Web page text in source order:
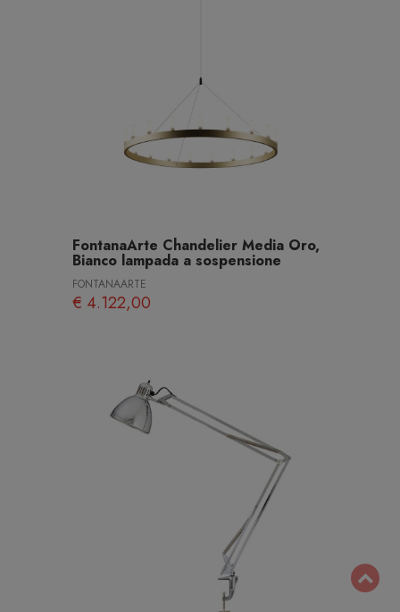
FontanaArte Chandelier Media Oro,
Bianco lampada a sospensione
FONTANAARTE
€ 4.122,00